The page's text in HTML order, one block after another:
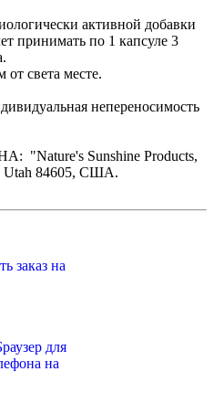
активной добавки
принимать по 1 капсуле 3
света месте.
непереносимость
Sunshine Products,
Utah 84605, США.